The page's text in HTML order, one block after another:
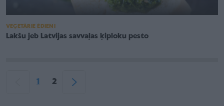
VEĢETĀRIE ĒDIENI
Lakšu jeb Latvijas savvaļas ķiploku pesto
1 2